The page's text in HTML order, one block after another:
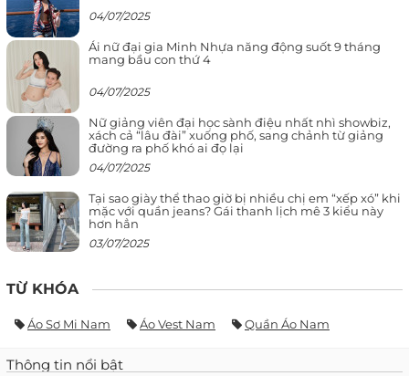
04/07/2025
Ái nữ đại gia Minh Nhựa năng động suốt 9 tháng
mang bầu con thứ 4
04/07/2025
Nữ giảng viên đại học sành điệu nhất nhì showbiz,
xách cả “lâu đài” xuống phố, sang chảnh từ giảng
đường ra phố khó ai đọ lại
04/07/2025
Tại sao giày thể thao giờ bị nhiều chị em “xếp xó” khi
mặc với quần jeans? Gái thanh lịch mê 3 kiểu này
hơn hẳn
03/07/2025
TỪ KHÓA
Áo Sơ Mi Nam Áo Vest Nam Quần Áo Nam
Thông tin nổi bật